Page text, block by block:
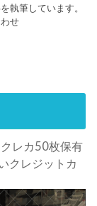
執筆しています。
せ
レカ50枚保有
クレジットカ